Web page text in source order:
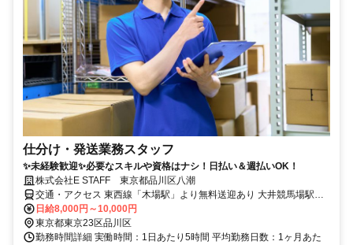
仕分け・発送業務スタッフ
✨未経験歓迎✨必要なスキルや資格はナシ！日払い＆週払いOK！
株式会社E STAFF 東京都品川区八潮
交通・アクセス 東西線「木場駅」より無料送迎あり 大井競馬場駅か
らアクセス可
日給8,000円～10,000円
東京都東京23区品川区
勤務時間詳細 実働時間：1日あたり5時間 平均勤務日数：1ヶ月あた